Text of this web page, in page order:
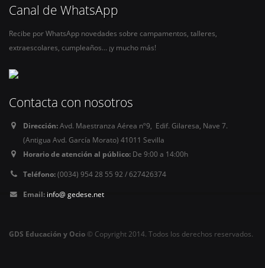
Canal de WhatsApp
Recibe por WhatsApp novedades sobre campamentos, talleres,
extraescolares, cumpleaños… ¡y mucho más!
Contacta con nosotros
Dirección:Avd. Maestranza Aérea nº9, Edif. Gilaresa, Nave 7.
(Antigua Avd. García Morato) 41011 Sevilla
Horario de atención al público: De 9:00 a 14:00h
Teléfono:(0034) 954 28 55 92 / 627426374
Email: info@ gedese.net
GDS Educación y Ocio© Copyright 2014. Todos los derechos reservados.